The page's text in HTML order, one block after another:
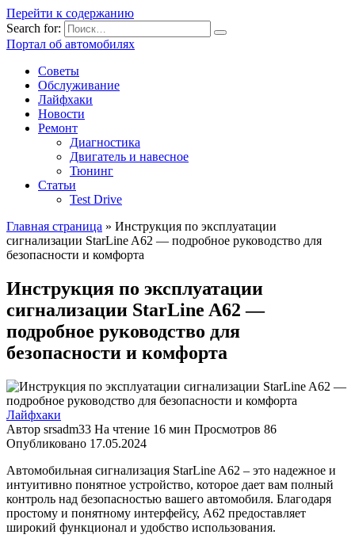
Перейти к содержанию
Search for:
Портал об автомобилях
Советы
Обслуживание
Лайфхаки
Новости
Ремонт
Диагностика
Двигатель и навесное
Тюнинг
Статьи
Test Drive
Главная страница » Инструкция по эксплуатации
сигнализации StarLine A62 — подробное руководство для
безопасности и комфорта
Инструкция по эксплуатации
сигнализации StarLine A62 —
подробное руководство для
безопасности и комфорта
Лайфхаки
Автор srsadm33 На чтение 16 мин Просмотров 86
Опубликовано 17.05.2024
Автомобильная сигнализация StarLine A62 – это надежное и
интуитивно понятное устройство, которое дает вам полный
контроль над безопасностью вашего автомобиля. Благодаря
простому и понятному интерфейсу, A62 предоставляет
широкий функционал и удобство использования.